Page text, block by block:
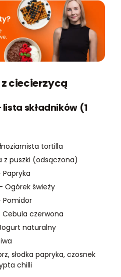
ciecierzycą
składników (1
tortilla
z puszki (odsączona)
Ogórek świeży
Pomidor
czerwona
naturalny
słodka papryka, czosnek
chilli